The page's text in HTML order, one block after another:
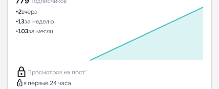
+2вчера
+13за неделю
+103за месяц
lock Просмотров на пост*
lock в первые 24 часа